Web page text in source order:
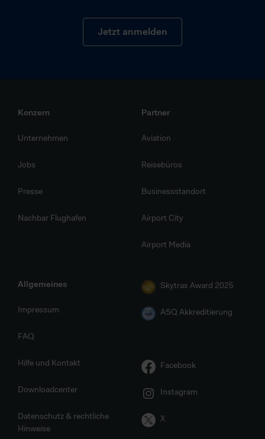
Jetzt anmelden
Konzern
Unternehmen
Jobs
Presse
Nachbar Flughafen
Partner
Aviation
Reisebüros
Businessstandort
Airport City
Airport Media
Allgemeines
Impressum
FAQ
Hilfe und Kontakt
Downloadcenter
Datenschutz & rechtliche
Hinweise
Skytrax Award 2025
ASQ Akkreditierung
Facebook
Instagram
X